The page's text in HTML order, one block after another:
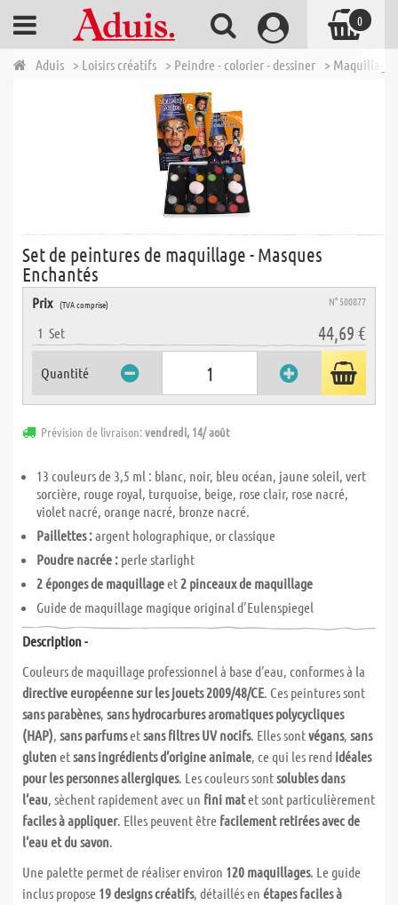
Aduis > Loisirs créatifs > Peindre - colorier - dessiner > Maquillage
Set de peintures de maquillage - Masques
Enchantés
Prix (TVA comprise) N° 500877
1 Set 44,69 €
Quantité
Prévision de livraison:vendredi, 14/ août
13 couleurs de 3,5 ml : blanc, noir, bleu océan, jaune soleil, vert
sorcière, rouge royal, turquoise, beige, rose clair, rose nacré,
violet nacré, orange nacré, bronze nacré.
Paillettes :argent holographique, or classique
Poudre nacrée : perle starlight
2 éponges de maquillageet2 pinceaux de maquillage
Guide de maquillage magique original d’Eulenspiegel
Description -
Couleurs de maquillage professionnel à base d’eau, conformes à la
directive européenne sur les jouets 2009/48/CE. Ces peintures sont
sans parabènes, sans hydrocarbures aromatiques polycycliques
(HAP), sans parfumsetsans filtres UV nocifs. Elles sontvégans, sans
glutenetsans ingrédients d’origine animale, ce qui les rend idéales
pour les personnes allergiques. Les couleurs sontsolubles dans
l’eau, sèchent rapidement avec un fini matet sont particulièrement
faciles à appliquer. Elles peuvent être facilement retirées avec de
l’eau et du savon.
Une palette permet de réaliser environ 120 maquillages. Le guide
inclus propose 19 designs créatifs, détaillés en étapes faciles à
0